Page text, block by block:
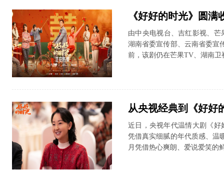
《好好的时光》圆满
由中央电视台、吉红影视、
湖南省委宣传部、云南省委宣
前，该剧仍在芒果TV、湖南卫
从央视经典到《好好
近日，央视年代温情大剧《好
凭借真实细腻的年代质感、温
月凭借热心爽朗、爱说爱笑的